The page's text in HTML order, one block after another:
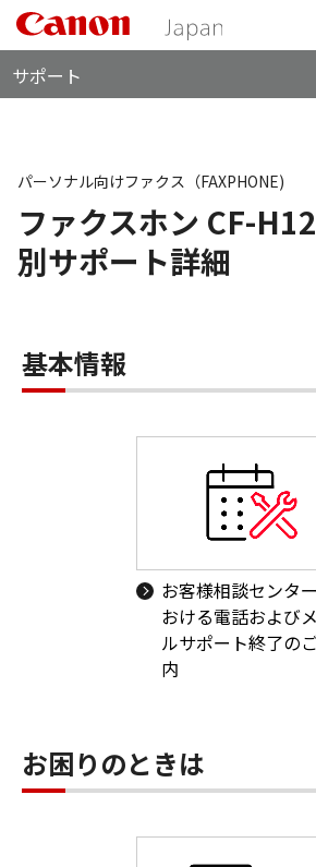
サポート
ファクスホン CF-
別サポート詳細
パーソナル向けファクス（FAXPHONE)
基本情報
お客様相談センタ
おける電話および
ルサポート終了の
内
お困りのときは